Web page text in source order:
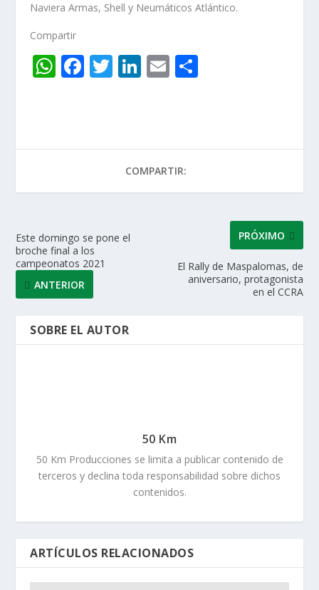
Naviera Armas, Shell y Neumáticos Atlántico.
Compartir
W
A
p
F
o
k
T Li
dI
n
E
ar
r
COMPARTIR:
Este domingo se pone el
broche final a los
campeonatos 2021
ANTERIOR
PRÓXIMO
El Rally de Maspalomas, de
aniversario, protagonista
en el CCRA
SOBRE EL AUTOR
50 Km
50 Km Producciones se limita a publicar contenido de
terceros y declina toda responsabilidad sobre dichos
contenidos.
ARTÍCULOS RELACIONADOS